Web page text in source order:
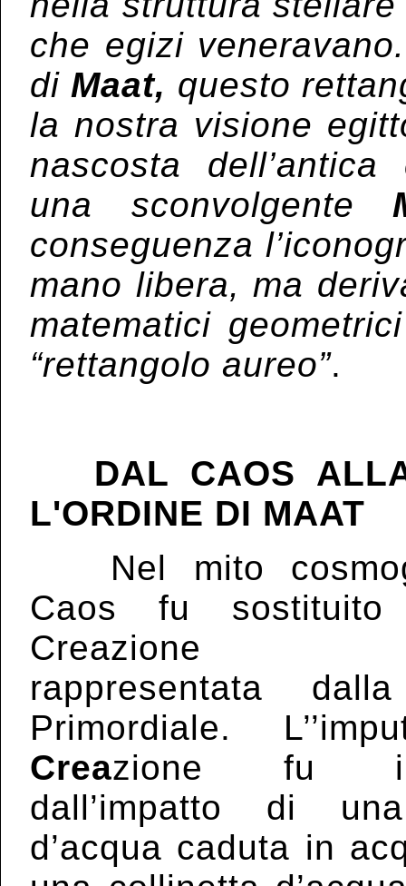
che egizi
di Maat, questo
la nostra visione
nascosta
una sconvolgente
conseguenza
mano libera, ma
matematici
“rettangolo aureo”.
DAL CAOS ALLA
L'ORDINE DI MAAT
Nel mito
Caos fu
Creazione
rappresentata
Primordiale.
Creazione fu
dall’impatto di
d’acqua caduta in